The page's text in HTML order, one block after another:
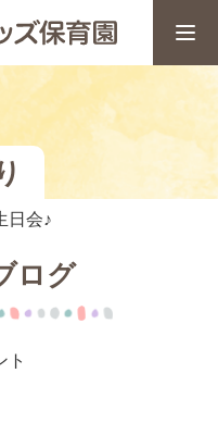
日会♪
ログ
ト